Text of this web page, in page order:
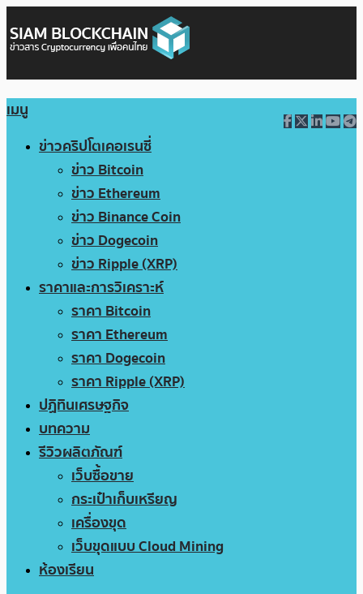
เมนู
ข่าวคริปโตเคอเรนซี่
ข่าว Bitcoin
ข่าว Ethereum
ข่าว Binance Coin
ข่าว Dogecoin
ข่าว Ripple (XRP)
ราคาและการวิเคราะห์
ราคา Bitcoin
ราคา Ethereum
ราคา Dogecoin
ราคา Ripple (XRP)
ปฏิทินเศรษฐกิจ
บทความ
รีวิวผลิตภัณฑ์
เว็บซื้อขาย
กระเป๋าเก็บเหรียญ
เครื่องขุด
เว็บขุดแบบ Cloud Mining
ห้องเรียน